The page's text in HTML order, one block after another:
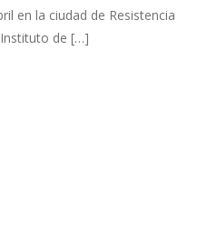
en la ciudad de Resistencia
de […]